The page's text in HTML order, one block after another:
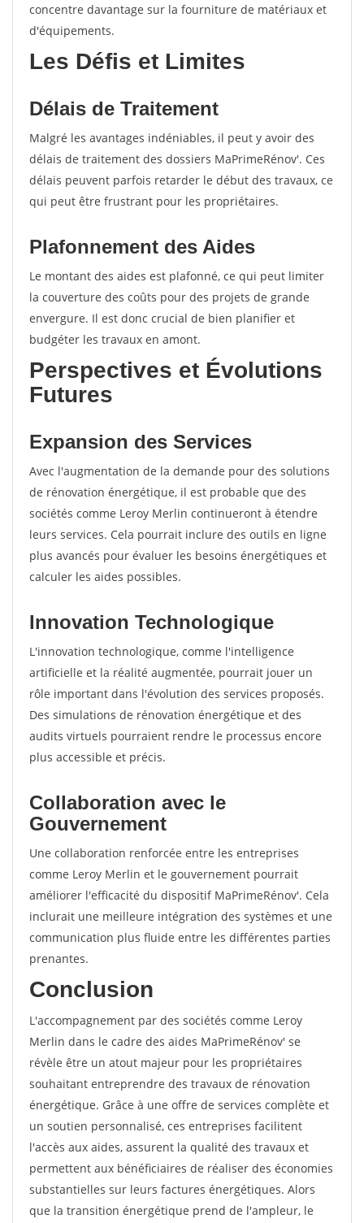
concentre davantage sur la fourniture de matériaux et
d'équipements.
Les Défis et Limites
Délais de Traitement
Malgré les avantages indéniables, il peut y avoir des
délais de traitement des dossiers MaPrimeRénov'. Ces
délais peuvent parfois retarder le début des travaux, ce
qui peut être frustrant pour les propriétaires.
Plafonnement des Aides
Le montant des aides est plafonné, ce qui peut limiter
la couverture des coûts pour des projets de grande
envergure. Il est donc crucial de bien planifier et
budgéter les travaux en amont.
Perspectives et Évolutions
Futures
Expansion des Services
Avec l'augmentation de la demande pour des solutions
de rénovation énergétique, il est probable que des
sociétés comme Leroy Merlin continueront à étendre
leurs services. Cela pourrait inclure des outils en ligne
plus avancés pour évaluer les besoins énergétiques et
calculer les aides possibles.
Innovation Technologique
L'innovation technologique, comme l'intelligence
artificielle et la réalité augmentée, pourrait jouer un
rôle important dans l'évolution des services proposés.
Des simulations de rénovation énergétique et des
audits virtuels pourraient rendre le processus encore
plus accessible et précis.
Collaboration avec le
Gouvernement
Une collaboration renforcée entre les entreprises
comme Leroy Merlin et le gouvernement pourrait
améliorer l'efficacité du dispositif MaPrimeRénov'. Cela
inclurait une meilleure intégration des systèmes et une
communication plus fluide entre les différentes parties
prenantes.
Conclusion
L'accompagnement par des sociétés comme Leroy
Merlin dans le cadre des aides MaPrimeRénov' se
révèle être un atout majeur pour les propriétaires
souhaitant entreprendre des travaux de rénovation
énergétique. Grâce à une offre de services complète et
un soutien personnalisé, ces entreprises facilitent
l'accès aux aides, assurent la qualité des travaux et
permettent aux bénéficiaires de réaliser des économies
substantielles sur leurs factures énergétiques. Alors
que la transition énergétique prend de l'ampleur, le